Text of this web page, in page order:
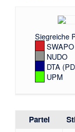
Siegreiche
SWAPO
NUDO
DTA
UPM
Partei